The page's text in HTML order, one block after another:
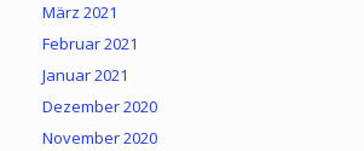
März 2021
Februar 2021
Januar 2021
Dezember 2020
November 2020